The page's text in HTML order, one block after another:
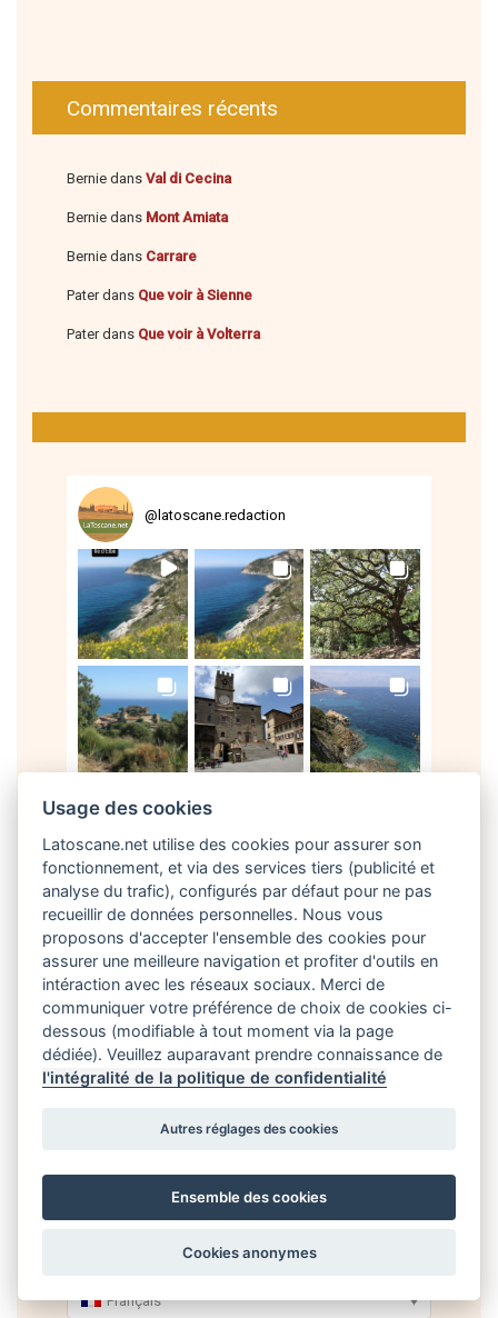
Commentaires récents
Bernie dans Val di Cecina
Bernie dans Mont Amiata
Bernie dans Carrare
Paterdans Que voir à Sienne
Paterdans Que voir à Volterra
@latoscane.redaction
Suivre sur Instagram
Meta
Connexion
Flux des publications
Flux des commentaires
Site de WordPress-FR
Français
Usage des cookies
Latoscane.net utilise des cookies pour assurer son
fonctionnement, et via des services tiers (publicité et
analyse du trafic), configurés par défaut pour ne pas
recueillir de données personnelles. Nous vous
proposons d'accepter l'ensemble des cookies pour
assurer une meilleure navigation et profiter d'outils en
intéraction avec les réseaux sociaux. Merci de
communiquer votre préférence de choix de cookies ci-
dessous (modifiable à tout moment via la page
dédiée). Veuillez auparavant prendre connaissance de
l'intégralité de la politique de confidentialité
Autres réglages des cookies
Ensemble des cookies
Cookies anonymes